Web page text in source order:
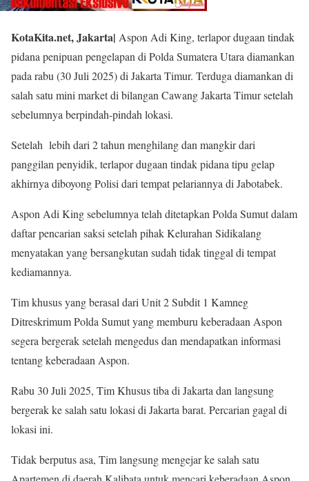
KotaKita.net, Jakarta| Aspon Adi King, terlapor dugaan tindak
pidana penipuan pengelapan di Polda Sumatera Utara diamankan
pada rabu (30 Juli 2025) di Jakarta Timur. Terduga diamankan di
salah satu mini market di bilangan Cawang Jakarta Timur setelah
sebelumnya berpindah-pindah lokasi.
Setelah lebih dari 2 tahun menghilang dan mangkir dari
panggilan penyidik, terlapor dugaan tindak pidana tipu gelap
akhirnya diboyong Polisi dari tempat pelariannya di Jabotabek.
Aspon Adi King sebelumnya telah ditetapkan Polda Sumut dalam
daftar pencarian saksi setelah pihak Kelurahan Sidikalang
menyatakan yang bersangkutan sudah tidak tinggal di tempat
kediamannya.
Tim khusus yang berasal dari Unit 2 Subdit 1 Kamneg
Ditreskrimum Polda Sumut yang memburu keberadaan Aspon
segera bergerak setelah mengedus dan mendapatkan informasi
tentang keberadaan Aspon.
Rabu 30 Juli 2025, Tim Khusus tiba di Jakarta dan langsung
bergerak ke salah satu lokasi di Jakarta barat. Percarian gagal di
lokasi ini.
Tidak berputus asa, Tim langsung mengejar ke salah satu